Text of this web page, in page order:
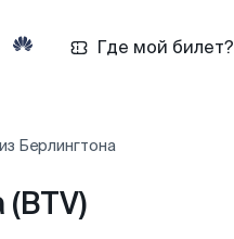
Где мой билет?
Берлингтона